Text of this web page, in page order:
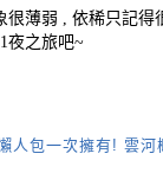
很薄弱 , 依稀只記
夜之旅吧~
人包一次擁有! 雲